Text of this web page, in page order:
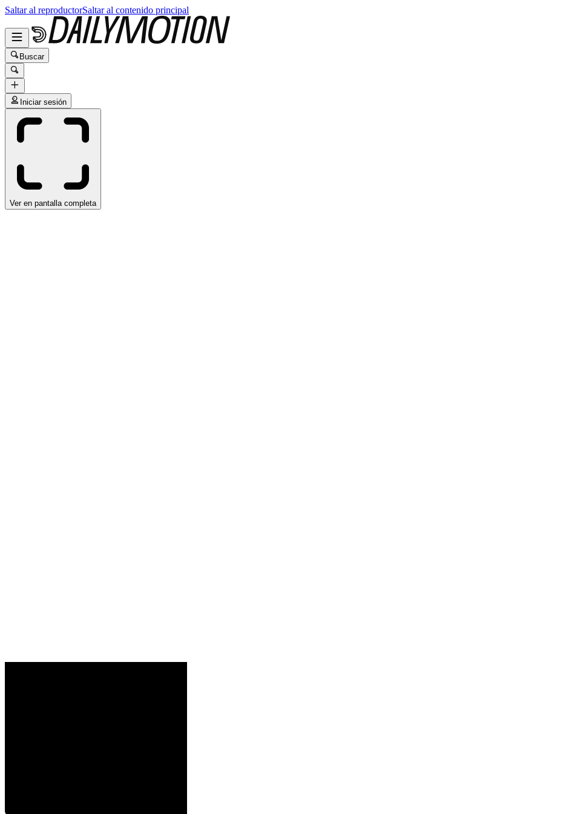
Saltar al reproductorSaltar al contenido principal
Buscar
Iniciar sesión
Ver en pantalla completa